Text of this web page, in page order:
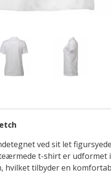
ved sit let
t-shirt er
hvilket tilbyder en